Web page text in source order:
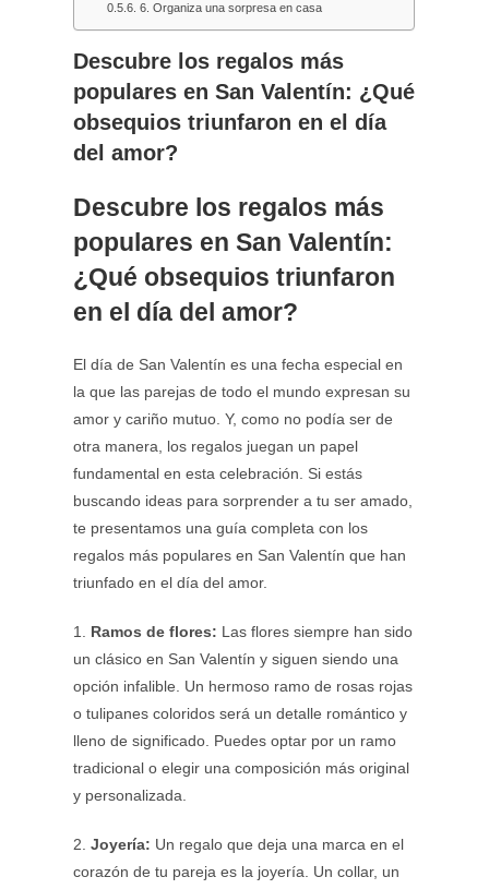
6. Organiza una sorpresa en casa
Descubre los regalos más
populares en San Valentín: ¿Qué
obsequios triunfaron en el día
del amor?
Descubre los regalos más
populares en San Valentín:
¿Qué obsequios triunfaron
en el día del amor?
El día de San Valentín es una fecha especial en
la que las parejas de todo el mundo expresan su
amor y cariño mutuo. Y, como no podía ser de
otra manera, los regalos juegan un papel
fundamental en esta celebración. Si estás
buscando ideas para sorprender a tu ser amado,
te presentamos una guía completa con los
regalos más populares en San Valentín que han
triunfado en el día del amor.
1. Ramos de flores: Las flores siempre han sido
un clásico en San Valentín y siguen siendo una
opción infalible. Un hermoso ramo de rosas rojas
o tulipanes coloridos será un detalle romántico y
lleno de significado. Puedes optar por un ramo
tradicional o elegir una composición más original
y personalizada.
2.Joyería: Un regalo que deja una marca en el
corazón de tu pareja es la joyería. Un collar, un